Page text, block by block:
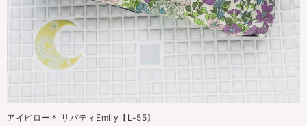
アイピロー＊ リバティEmlly【L-55】